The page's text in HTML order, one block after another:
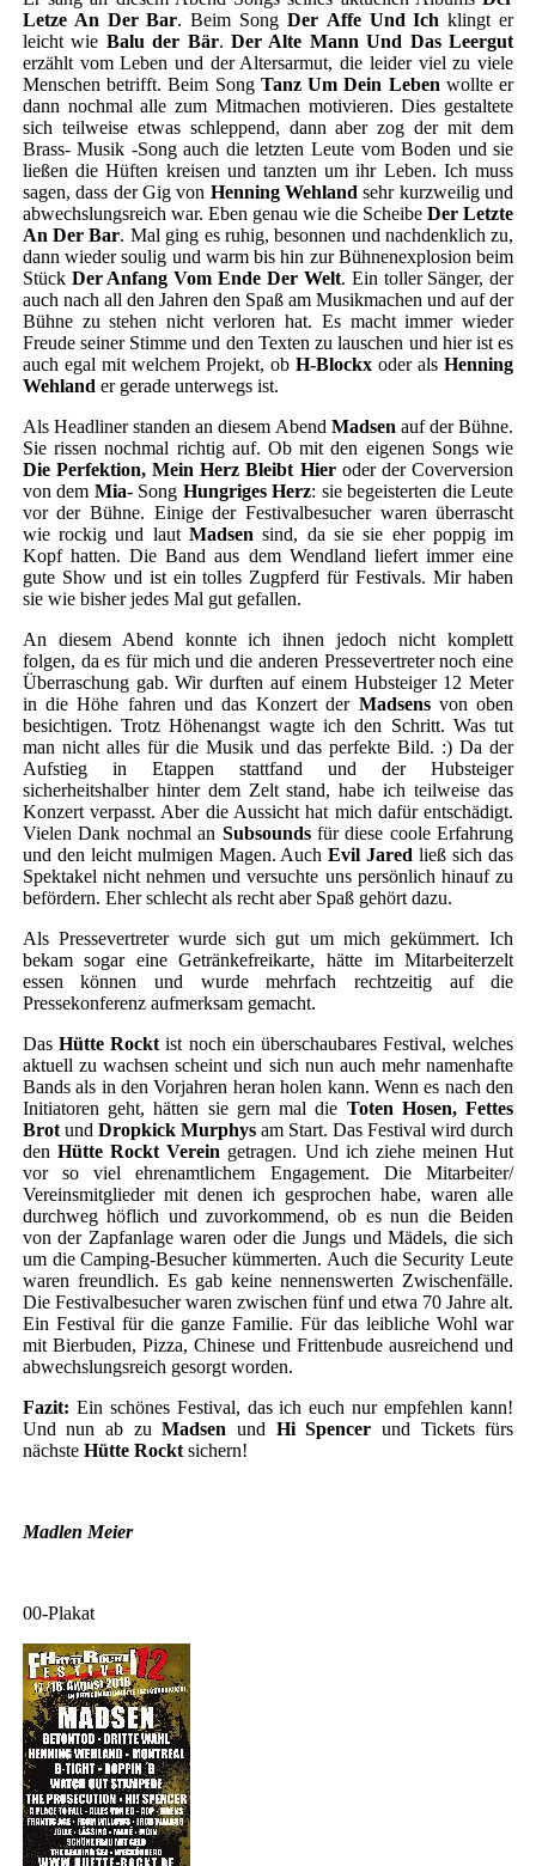
Letze An Der Bar. Beim Song Der Affe Und Ich klingt er
leicht wie Balu der Bär.Der Alte Mann Und Das Leergut
erzählt vom Leben und der Altersarmut, die leider viel zu viele
Menschen betrifft. Beim Song Tanz Um Dein Leben wollte er
dann nochmal alle zum Mitmachen motivieren. Dies gestaltete
sich teilweise etwas schleppend, dann aber zog der mit dem
Brass- Musik -Song auch die letzten Leute vom Boden und sie
ließen die Hüften kreisen und tanzten um ihr Leben. Ich muss
sagen, dass der Gig von Henning Wehlandsehr kurzweilig und
abwechslungsreich war. Eben genau wie die ScheibeDer Letzte
An Der Bar. Mal ging es ruhig, besonnen und nachdenklich zu,
dann wieder soulig und warm bis hin zur Bühnenexplosion beim
Stück Der Anfang Vom Ende Der Welt. Ein toller Sänger, der
auch nach all den Jahren den Spaß am Musikmachen und auf der
Bühne zu stehen nicht verloren hat. Es macht immer wieder
Freude seiner Stimme und den Texten zu lauschen und hier ist es
auch egal mit welchem Projekt, obH-Blockxoder alsHenning
Wehland er gerade unterwegs ist.
Als Headliner standen an diesem Abend Madsen auf der Bühne.
Sie rissen nochmal richtig auf. Ob mit den eigenen Songs wie
Die Perfektion, Mein Herz Bleibt Hier oder der Coverversion
von dem Mia- Song Hungriges Herz: sie begeisterten die Leute
vor der Bühne. Einige der Festivalbesucher waren überrascht
wie rockig und lautMadsensind, da sie sie eher poppig im
Kopf hatten. Die Band aus dem Wendland liefert immer eine
gute Show und ist ein tolles Zugpferd für Festivals. Mir haben
sie wie bisher jedes Mal gut gefallen.
An diesem Abend konnte ich ihnen jedoch nicht komplett
folgen, da es für mich und die anderen Pressevertreter noch eine
Überraschung gab. Wir durften auf einem Hubsteiger 12 Meter
in die Höhe fahren und das Konzert der Madsens von oben
besichtigen. Trotz Höhenangst wagte ich den Schritt. Was tut
man nicht alles für die Musik und das perfekte Bild. :) Da der
Aufstieg in Etappen stattfand und der Hubsteiger
sicherheitshalber hinter dem Zelt stand, habe ich teilweise das
Konzert verpasst. Aber die Aussicht hat mich dafür entschädigt.
Vielen Dank nochmal an Subsounds für diese coole Erfahrung
und den leicht mulmigen Magen. AuchEvil Jaredließ sich das
Spektakel nicht nehmen und versuchte uns persönlich hinauf zu
befördern. Eher schlecht als recht aber Spaß gehört dazu.
Als Pressevertreter wurde sich gut um mich gekümmert. Ich
bekam sogar eine Getränkefreikarte, hätte im Mitarbeiterzelt
essen können und wurde mehrfach rechtzeitig auf die
Pressekonferenz aufmerksam gemacht.
Das Hütte Rocktist noch ein überschaubares Festival, welches
aktuell zu wachsen scheint und sich nun auch mehr namenhafte
Bands als in den Vorjahren heran holen kann. Wenn es nach den
Initiatoren geht, hätten sie gern mal die Toten Hosen, Fettes
Brot und Dropkick Murphys am Start. Das Festival wird durch
den Hütte Rockt Verein getragen. Und ich ziehe meinen Hut
vor so viel ehrenamtlichem Engagement. Die Mitarbeiter/
Vereinsmitglieder mit denen ich gesprochen habe, waren alle
durchweg höflich und zuvorkommend, ob es nun die Beiden
von der Zapfanlage waren oder die Jungs und Mädels, die sich
um die Camping-Besucher kümmerten. Auch die Security Leute
waren freundlich. Es gab keine nennenswerten Zwischenfälle.
Die Festivalbesucher waren zwischen fünf und etwa 70 Jahre alt.
Ein Festival für die ganze Familie. Für das leibliche Wohl war
mit Bierbuden, Pizza, Chinese und Frittenbude ausreichend und
abwechslungsreich gesorgt worden.
Fazit: Ein schönes Festival, das ich euch nur empfehlen kann!
Und nun ab zuMadsen und Hi Spencer und Tickets fürs
nächste Hütte Rockt sichern!
Madlen Meier
00-Plakat